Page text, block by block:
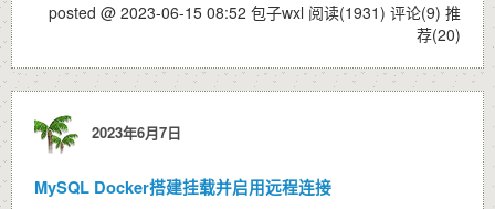
posted @ 2023-06-15 08:52 包子wxl 阅读(1931) 评论(9) 推
荐(20)
2023年6月7日
MySQL Docker搭建挂载并启用远程连接